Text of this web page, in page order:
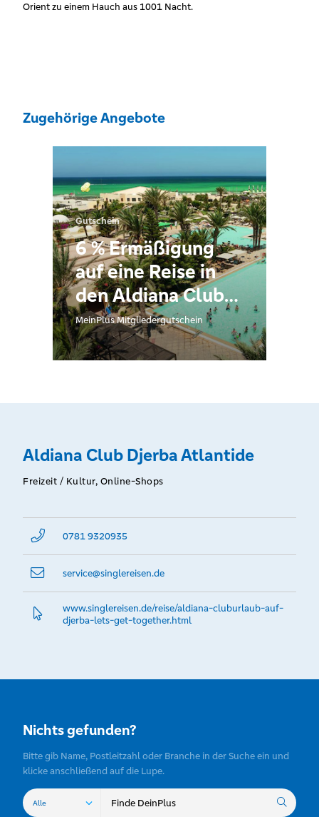
Orient zu einem Hauch aus 1001 Nacht.
Zugehörige Angebote
Gutschein
6 % Ermäßigung
auf eine Reise in
den Aldiana Club
Djerba Atlantide
MeinPlus Mitgliedergutschein
Aldiana Club Djerba Atlantide
Freizeit / Kultur, Online-Shops
0781 9320935
service@­singlereisen.de
www.­singlereisen.­de/reise/aldiana-cluburlaub-auf-
djerba-lets-get-together.­html
Nichts gefunden?
Bitte gib Name, Postleitzahl oder Branche in der Suche ein und
klicke anschließend auf die Lupe.